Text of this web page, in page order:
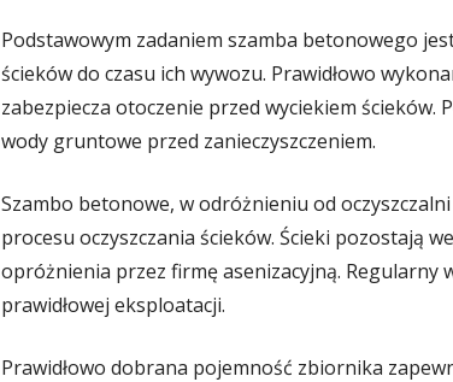
Podstawowym zadaniem szamba betonowego
ścieków do czasu ich wywozu. Prawidłowo
zabezpiecza otoczenie przed wyciekiem ścieków.
wody gruntowe przed zanieczyszczeniem.
Szambo betonowe, w odróżnieniu od
procesu oczyszczania ścieków. Ścieki pozostają
opróżnienia przez firmę asenizacyjną. Regularny
prawidłowej eksploatacji.
Prawidłowo dobrana pojemność zbiornika